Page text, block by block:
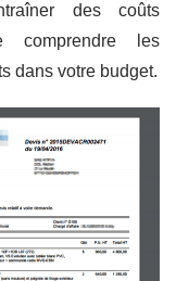
des coûts
comprendre les
dans votre budget.